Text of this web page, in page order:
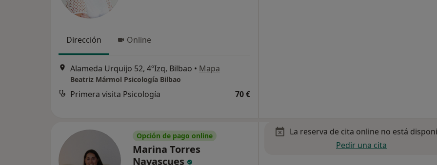
Dirección Online
Alameda Urquijo 52, 4ºIzq, Bilbao • Mapa
Beatriz Mármol Psicología Bilbao
Primera visita Psicología 70 €
Opción de pago online
Marina Torres
Navascues
La reserva de cita online no está
Pedir una cita